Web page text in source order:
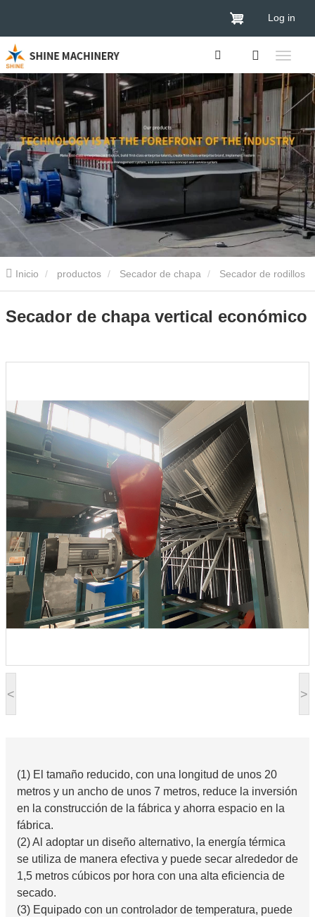
Log in
Inicio productos Secador de chapa Secador de rodillos
de chapa Secador de chapa vertical económico
< >
Secador de chapa vertical económico
(1) El tamaño reducido, con una longitud de unos 20
metros y un ancho de unos 7 metros, reduce la inversión
en la construcción de la fábrica y ahorra espacio en la
fábrica.
(2) Al adoptar un diseño alternativo, la energía térmica
se utiliza de manera efectiva y puede secar alrededor de
1,5 metros cúbicos por hora con una alta eficiencia de
secado.
(3) Equipado con un controlador de temperatura, puede